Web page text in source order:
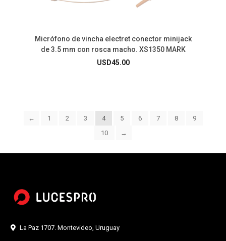
Micrófono de vincha electret conector minijack
de 3.5 mm con rosca macho. XS1350 MARK
USD45.00
← 1 2 3 4 5 6 7 8
9
10
→
La Paz 1707. Montevideo, Uruguay